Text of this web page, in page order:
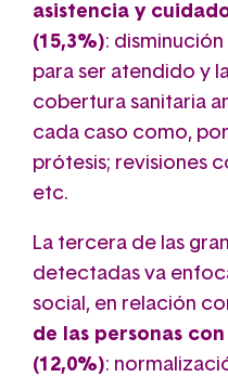
asistencia y
(15,3%):
para ser atendido y
cobertura sanitaria
cada caso como,
prótesis; revisiones
etc.
La tercera de las
detectadas va
social, en relación
de las personas
(12,0%):